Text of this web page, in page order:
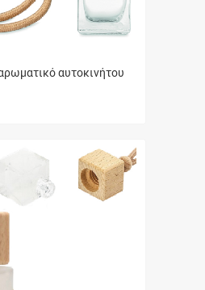
αυτοκινήτου